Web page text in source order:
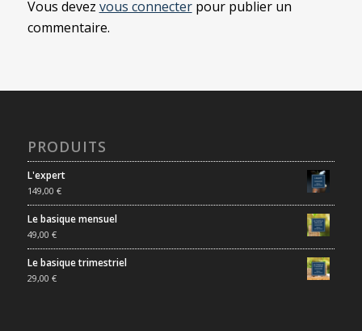
Vous devez vous connecterpour publier un
commentaire.
PRODUITS
L'expert
149,00 €
Le basique mensuel
49,00 €
Le basique trimestriel
29,00 €